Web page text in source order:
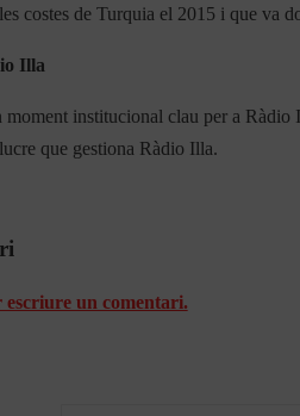
costes de Turquia el 2015 i que
Illa
institucional clau per a
que gestiona Ràdio Illa.
escriure un comentari.